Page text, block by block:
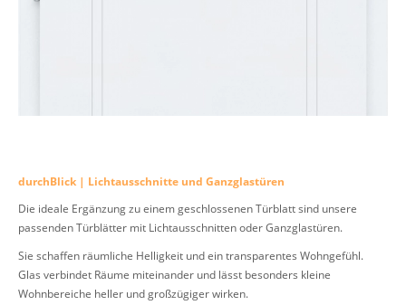
durchBlick | Lichtausschnitte und Ganzglastüren
Die ideale Ergänzung zu einem geschlossenen Türblatt sind unsere
passenden Türblätter mit Lichtausschnitten oder Ganzglastüren.
Sie schaffen räumliche Helligkeit und ein transparentes Wohngefühl.
Glas verbindet Räume miteinander und lässt besonders kleine
Wohnbereiche heller und großzügiger wirken.